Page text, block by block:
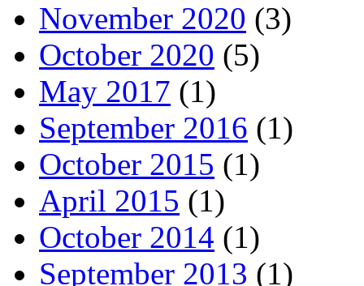
November 2020 (3)
October 2020 (5)
May 2017 (1)
September 2016 (1)
October 2015 (1)
April 2015 (1)
October 2014 (1)
September 2013 (1)